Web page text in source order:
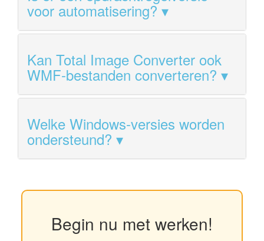
voor automatisering?
Kan Total Image Converter ook
WMF-bestanden converteren?
Welke Windows-versies worden
ondersteund?
Begin nu met werken!